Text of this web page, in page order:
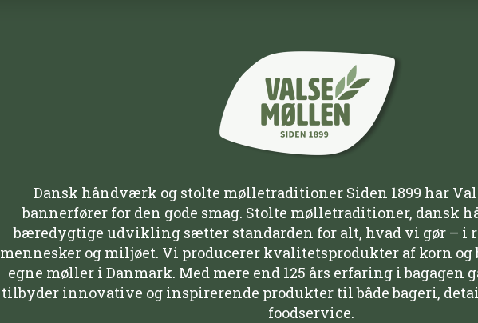
Dansk håndværk og stolte mølletraditioner Siden 1899 har
bannerfører for den gode smag. Stolte mølletraditioner, dansk
bæredygtige udvikling sætter standarden for alt, hvad vi gør – i
mennesker og miljøet. Vi producerer kvalitetsprodukter af korn
egne møller i Danmark. Med mere end 125 års erfaring i bagagen
tilbyder innovative og inspirerende produkter til både bageri,
foodservice.